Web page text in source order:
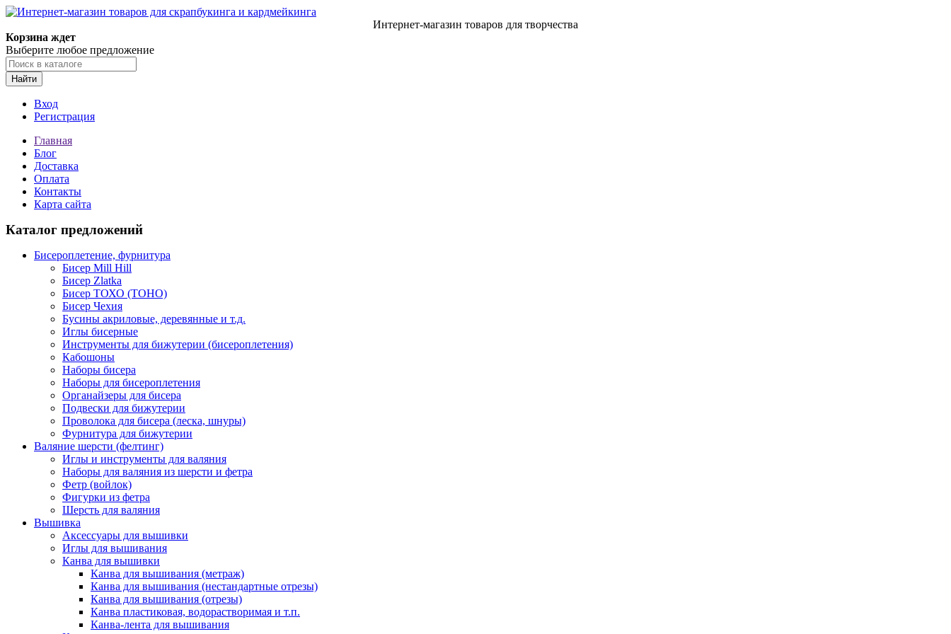
Интернет-магазин товаров для творчества
Корзина ждет
Выберите любое предложение
Найти
Вход
Регистрация
Главная
Блог
Доставка
Оплата
Контакты
Карта сайта
Каталог предложений
Бисероплетение, фурнитура
Бисер Mill Hill
Бисер Zlatka
Бисер ТОХО (TOHO)
Бисер Чехия
Бусины акриловые, деревянные и т.д.
Иглы бисерные
Инструменты для бижутерии (бисероплетения)
Кабошоны
Наборы бисера
Наборы для бисероплетения
Органайзеры для бисера
Подвески для бижутерии
Проволока для бисера (леска, шнуры)
Фурнитура для бижутерии
Валяние шерсти (фелтинг)
Иглы и инструменты для валяния
Наборы для валяния из шерсти и фетра
Фетр (войлок)
Фигурки из фетра
Шерсть для валяния
Вышивка
Аксессуары для вышивки
Иглы для вышивания
Канва для вышивки
Канва для вышивания (метраж)
Канва для вышивания (нестандартные отрезы)
Канва для вышивания (отрезы)
Канва пластиковая, водорастворимая и т.п.
Канва-лента для вышивания